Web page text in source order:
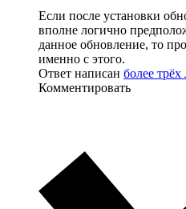
Если после установки
вполне логично
данное обновление, то
именно с этого.
Ответ написан более трёх
Комментировать